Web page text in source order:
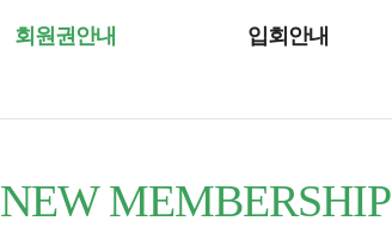
회원권안내 입회안내
NEW MEMBERSHIP